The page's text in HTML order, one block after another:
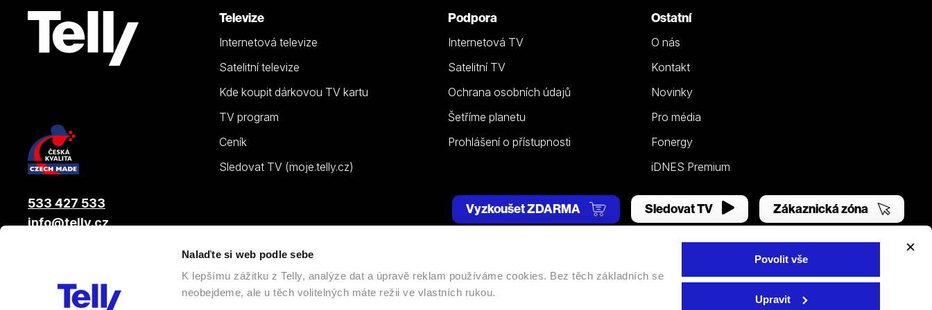
Nalaďte si web podle sebe
K lepšímu zážitku z Telly, analýze dat a úpravě reklam používáme cookies. Bez těch základních se
neobejdeme, ale u těch volitelných máte režii ve vlastních rukou.
Povolit vše
Upravit
Televize
Internetová televize
Satelitní televize
Kde koupit dárkovou TV kartu
TV program
Ceník
Sledovat TV (moje.telly.cz)
Podpora
Internetová TV
Satelitní TV
Ochrana osobních údajů
Šetříme planetu
Prohlášení o přístupnosti
Ostatní
O nás
Kontakt
Novinky
Pro média
Fonergy
iDNES Premium
533 427 533
info@telly.cz
Vyzkoušet ZDARMA Sledovat TV Zákaznická zóna
, člen skupiny LAMA ENERGY GROUP | Všechna práva vyhrazena. |Nastavení cookies